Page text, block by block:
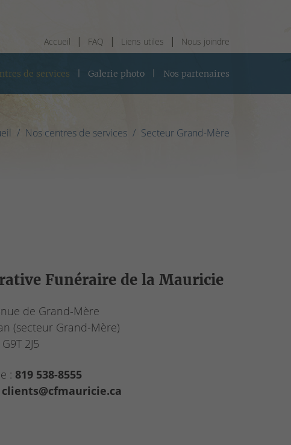
Accueil FAQ Liens utiles Nous joindre
de services Galerie photo Nos partenaires
Nos centres de services Secteur Grand-Mère
Funéraire de la Mauricie
de Grand-Mère
(secteur Grand-Mère)
G9T 2J5
: 819 538-8555
clients@cfmauricie.ca